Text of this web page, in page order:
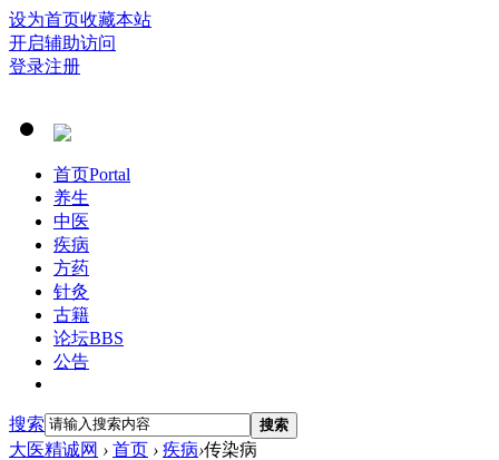
设为首页收藏本站
开启辅助访问
登录注册
首页Portal
养生
中医
疾病
方药
针灸
古籍
论坛BBS
公告
搜索 搜索
大医精诚网 › 首页 › 疾病›传染病